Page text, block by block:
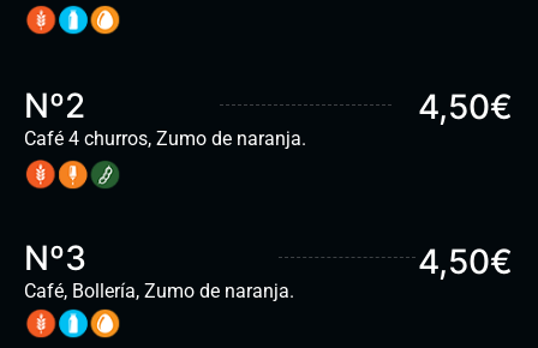
Nº2
Café 4 churros, Zumo de naranja.
4,50€
Nº3
Café, Bollería, Zumo de naranja.
4,50€